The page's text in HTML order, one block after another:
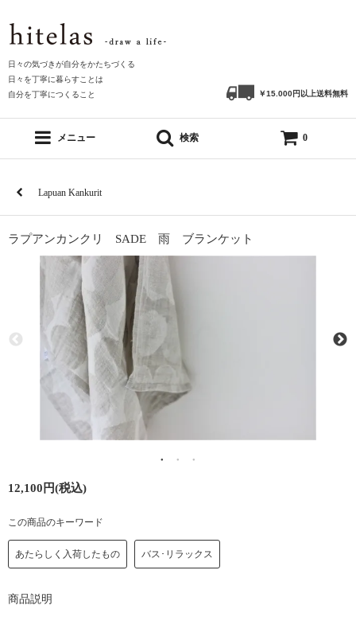
日々の気づきが自分をかたちづくる
日々を丁寧に暮らすことは
自分を丁寧につくること
￥15.000円以上送料無料
メニュー 検索 0
Lapuan Kankurit
ラプアンカンクリ SADE 雨 ブランケット
12,100円(税込)
この商品のキーワード
あたらしく入荷したもの バス･リラックス
商品説明